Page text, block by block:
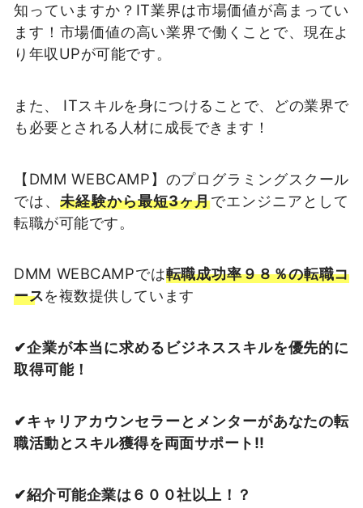
知っていますか？IT業界は市場価値が高まってい
ます！市場価値の高い業界で働くことで、現在よ
り年収UPが可能です。
また、 ITスキルを身につけることで、どの業界で
も必要とされる人材に成長できます！
【DMM WEBCAMP】のプログラミングスクール
では、未経験から最短3ヶ月でエンジニアとして
転職が可能です。
DMM WEBCAMPでは転職成功率９８％の転職コ
ースを複数提供しています
✔︎︎︎企業が本当に求めるビジネススキルを優先的に
取得可能！
✔︎︎︎︎キャリアカウンセラーとメンターがあなたの転
職活動とスキル獲得を両面サポート‼
✔︎︎︎紹介可能企業は６００社以上！？